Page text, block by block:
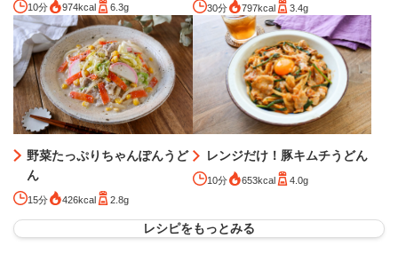
10分 974kcal 6.3g 30分 797kcal 3.4g
野菜たっぷりちゃんぽんうど
ん
15分 426kcal 2.8g
レンジだけ！豚キムチうどん
10分 653kcal 4.0g
レシピをもっとみる